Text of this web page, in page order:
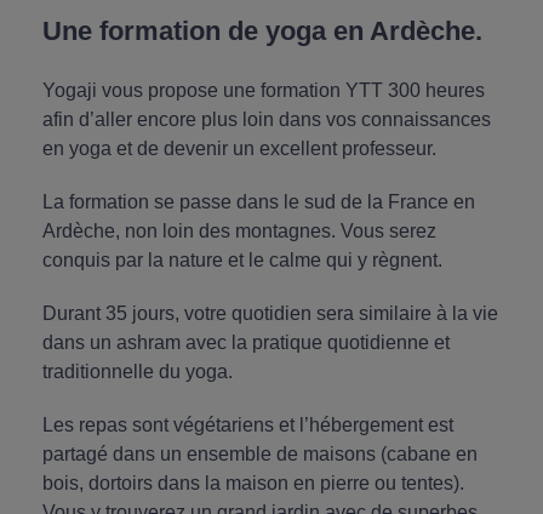
Une formation de yoga en Ardèche.
Yogaji vous propose une formation YTT 300 heures
afin d’aller encore plus loin dans vos connaissances
en yoga et de devenir un excellent professeur.
La formation se passe dans le sud de la France en
Ardèche, non loin des montagnes. Vous serez
conquis par la nature et le calme qui y règnent.
Durant 35 jours, votre quotidien sera similaire à la vie
dans un ashram avec la pratique quotidienne et
traditionnelle du yoga.
Les repas sont végétariens et l’hébergement est
partagé dans un ensemble de maisons (cabane en
bois, dortoirs dans la maison en pierre ou tentes).